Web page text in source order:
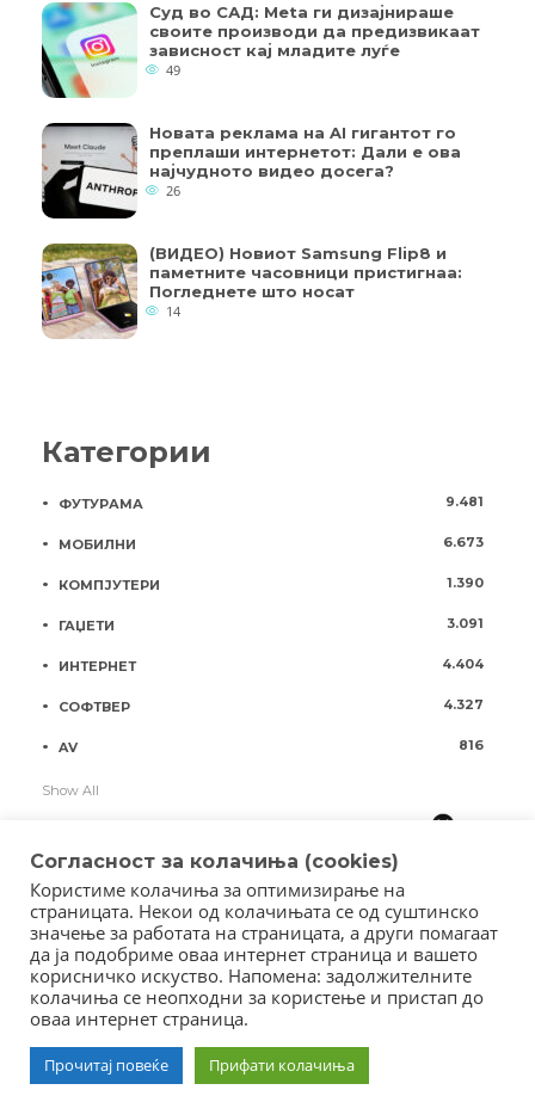
Суд во САД: Meta ги дизајнираше
своите производи да предизвикаат
зависност кај младите луѓе
49
Новата реклама на AI гигантот го
преплаши интернетот: Дали е ова
најчудното видео досега?
26
(ВИДЕО) Новиот Samsung Flip8 и
паметните часовници пристигнаа:
Погледнете што носат
14
Категории
ФУТУРАМА 9.481
МОБИЛНИ 6.673
КОМПЈУТЕРИ 1.390
ГАЏЕТИ 3.091
ИНТЕРНЕТ 4.404
СОФТВЕР 4.327
AV 816
Show All
Copyright © 2018 - Member of IAB Macedonia
Member of Clip Media Group / 2017
Согласност за колачиња (cookies)
Користиме колачиња за оптимизирање на
страницата. Некои од колачињата се од суштинско
значење за работата на страницата, а други помагаат
да ја подобриме оваа интернет страница и вашето
корисничко искуство. Напомена: задолжителните
колачиња се неопходни за користење и пристап до
оваа интернет страница.
Прочитај повеќе Прифати колачиња